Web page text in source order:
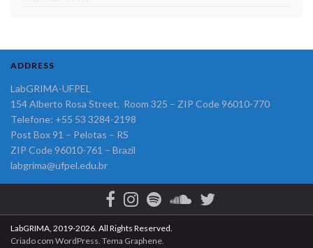
ADDRESS
LabGRIMA-UFPEL
154 Alberto Rosa Street, Room 325 – ZIP Code 96010-770
Telefone: +55 53 3284-2198
Post Box 91 – Pelotas – RS
ZIP Code 96010-761 – Brazil
labgrima@ufpel.edu.br
LabGRIMA, 2019-2026. All Rights Reserved.
Criado com WordPress . Tema Graphene